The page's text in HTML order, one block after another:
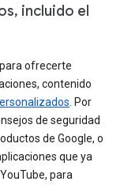
incluido el
ofrecerte
contenido
. Por
de seguridad
de Google, o
que ya
para